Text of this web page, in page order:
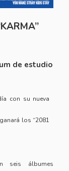
de estudio
con su nueva
los “2081
seis álbumes